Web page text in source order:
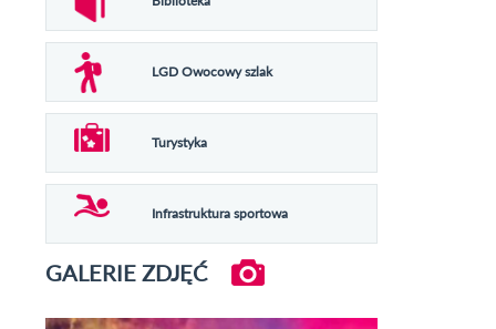
LGD Owocowy szlak
Turystyka
Infrastruktura sportowa
GALERIE ZDJĘĆ